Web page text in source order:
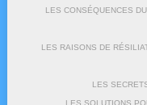
LES CONSÉQUENCES
LES RAISONS DE
LES
LES SOLUTIONS